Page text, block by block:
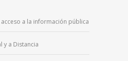
a la información pública
y a Distancia